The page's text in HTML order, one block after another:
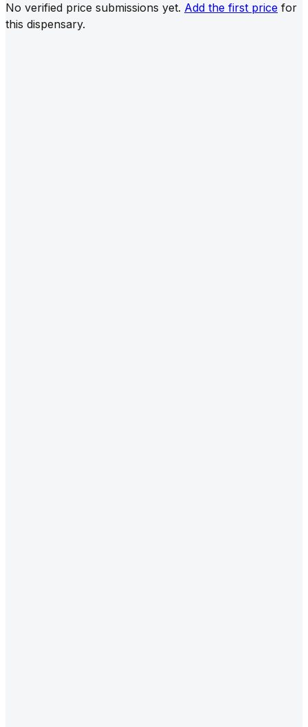
No verified price submissions yet. Add the first price for
this dispensary.